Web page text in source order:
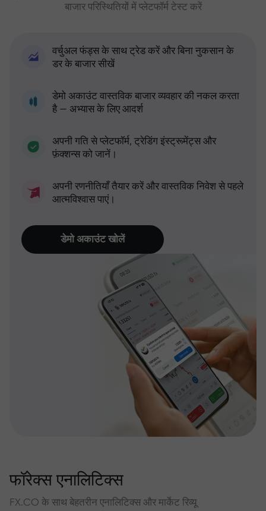
बाजार परिस्थितियों में प्लेटफॉर्म टेस्ट करें
वर्चुअल फंड्स के साथ ट्रेड करें और बिना नुकसान के
डर के बाजार सीखें
डेमो अकाउंट वास्तविक बाजार व्यवहार की नकल करता
है — अभ्यास के लिए आदर्श
अपनी गति से प्लेटफॉर्म, ट्रेडिंग इंस्ट्रूमेंट्स और
फ़ंक्शन्स को जानें।
अपनी रणनीतियाँ तैयार करें और वास्तविक निवेश से पहले
आत्मविश्वास पाएं।
डेमो अकाउंट खोलें
फॉरेक्स एनालिटिक्स
FX.CO के साथ बेहतरीन एनालिटिक्स और मार्केट रिव्यू